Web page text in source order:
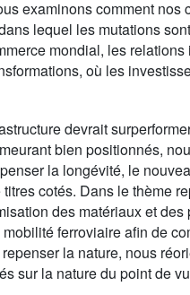
examinons comment
lequel les mutations
mondial, les
où les
devrait
bien positionnés,
la longévité, le
cotés. Dans le thème
des matériaux et
ferroviaire afin de
la nature, nous
sur la nature du point de